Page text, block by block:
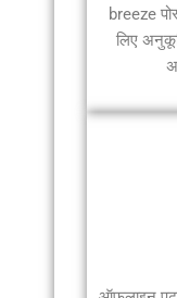
breeze
लिए